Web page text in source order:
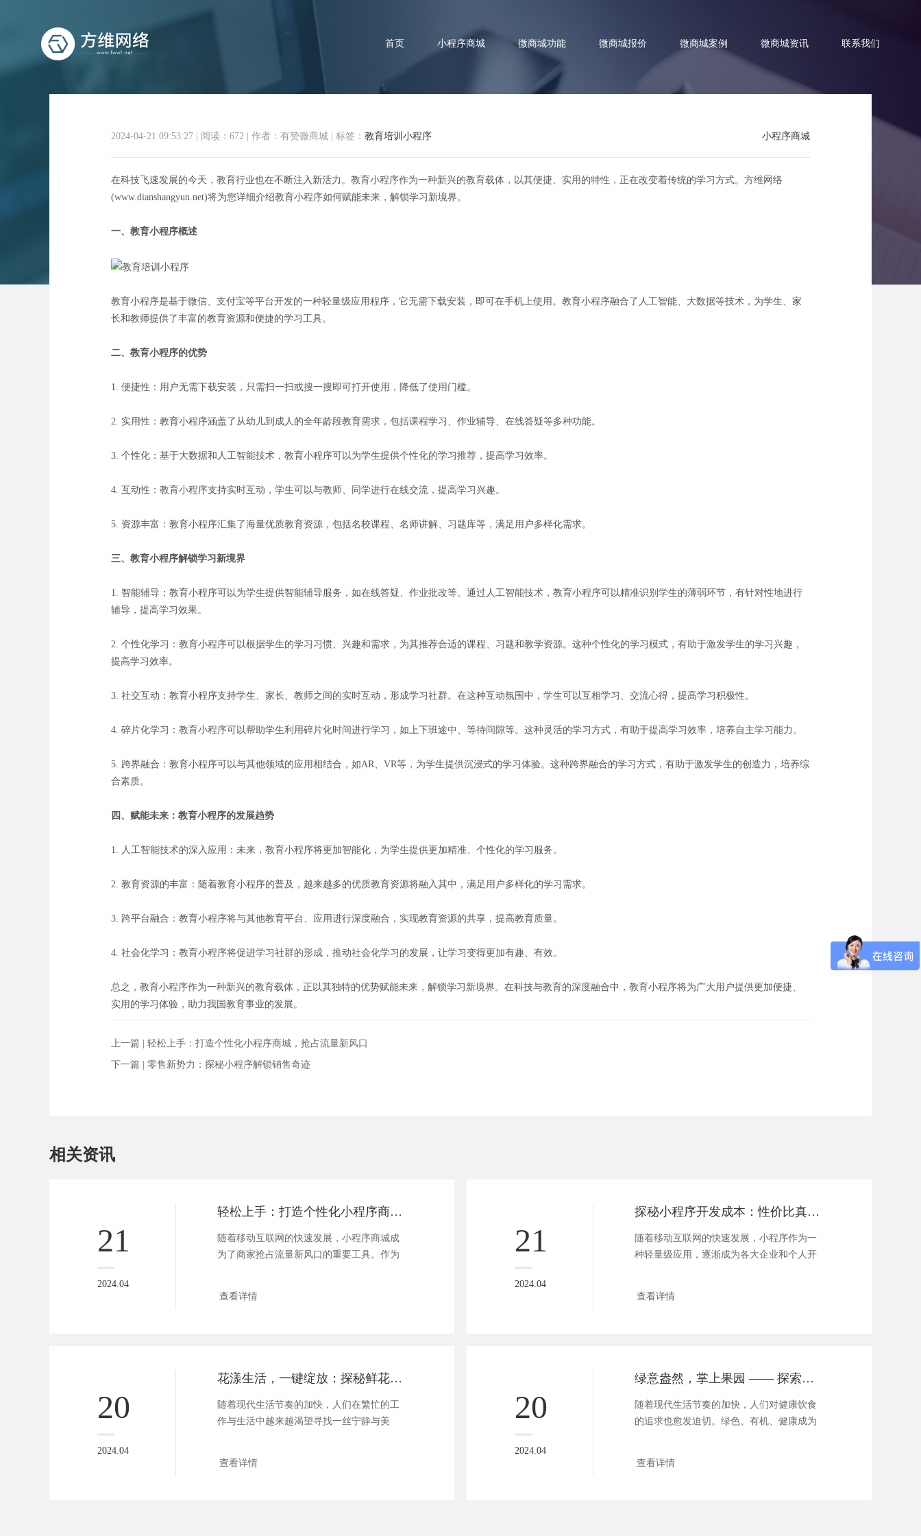
首页 小程序商城 微商城功能 微商城报价 微商城案例 微商城资讯 联系我们
赋能未来：教育小程序解锁学习新境界
小程序商城
2024-04-21 09:53:27 阅读：672 作者：有赞微商城 标签： 教育培训小程序
在科技飞速发展的今天，教育行业也在不断注入新活力。教育小程序作为一种新兴的教育载体，以其便捷、实用的特性，正在改变着传统的学习方式。方维网络
(www.dianshangyun.net)将为您详细介绍教育小程序如何赋能未来，解锁学习新境界。
一、教育小程序概述
教育小程序是基于微信、支付宝等平台开发的一种轻量级应用程序，它无需下载安装，即可在手机上使用。教育小程序融合了人工智能、大数据等技术，为学生、家
长和教师提供了丰富的教育资源和便捷的学习工具。
二、教育小程序的优势
1. 便捷性：用户无需下载安装，只需扫一扫或搜一搜即可打开使用，降低了使用门槛。
2. 实用性：教育小程序涵盖了从幼儿到成人的全年龄段教育需求，包括课程学习、作业辅导、在线答疑等多种功能。
3. 个性化：基于大数据和人工智能技术，教育小程序可以为学生提供个性化的学习推荐，提高学习效率。
4. 互动性：教育小程序支持实时互动，学生可以与教师、同学进行在线交流，提高学习兴趣。
5. 资源丰富：教育小程序汇集了海量优质教育资源，包括名校课程、名师讲解、习题库等，满足用户多样化需求。
三、教育小程序解锁学习新境界
1. 智能辅导：教育小程序可以为学生提供智能辅导服务，如在线答疑、作业批改等。通过人工智能技术，教育小程序可以精准识别学生的薄弱环节，有针对性地进行
辅导，提高学习效果。
2. 个性化学习：教育小程序可以根据学生的学习习惯、兴趣和需求，为其推荐合适的课程、习题和教学资源。这种个性化的学习模式，有助于激发学生的学习兴趣，
提高学习效率。
3. 社交互动：教育小程序支持学生、家长、教师之间的实时互动，形成学习社群。在这种互动氛围中，学生可以互相学习、交流心得，提高学习积极性。
4. 碎片化学习：教育小程序可以帮助学生利用碎片化时间进行学习，如上下班途中、等待间隙等。这种灵活的学习方式，有助于提高学习效率，培养自主学习能力。
5. 跨界融合：教育小程序可以与其他领域的应用相结合，如AR、VR等，为学生提供沉浸式的学习体验。这种跨界融合的学习方式，有助于激发学生的创造力，培养综
合素质。
四、赋能未来：教育小程序的发展趋势
1. 人工智能技术的深入应用：未来，教育小程序将更加智能化，为学生提供更加精准、个性化的学习服务。
2. 教育资源的丰富：随着教育小程序的普及，越来越多的优质教育资源将融入其中，满足用户多样化的学习需求。
3. 跨平台融合：教育小程序将与其他教育平台、应用进行深度融合，实现教育资源的共享，提高教育质量。
4. 社会化学习：教育小程序将促进学习社群的形成，推动社会化学习的发展，让学习变得更加有趣、有效。
总之，教育小程序作为一种新兴的教育载体，正以其独特的优势赋能未来，解锁学习新境界。在科技与教育的深度融合中，教育小程序将为广大用户提供更加便捷、
实用的学习体验，助力我国教育事业的发展。
上一篇 | 轻松上手：打造个性化小程序商城，抢占流量新风口
下一篇 | 零售新势力：探秘小程序解锁销售奇迹
相关资讯
21
2024.04
轻松上手：打造个性化小程序商城，抢占流量新风口
随着移动互联网的快速发展，小程序商城成
为了商家抢占流量新风口的重要工具。作为
查看详情
21
2024.04
探秘小程序开发成本：性价比真相解码！
随着移动互联网的快速发展，小程序作为一
种轻量级应用，逐渐成为各大企业和个人开
查看详情
20
2024.04
花漾生活，一键绽放：探秘鲜花小程序的便捷美学
随着现代生活节奏的加快，人们在繁忙的工
作与生活中越来越渴望寻找一丝宁静与美
查看详情
20
2024.04
绿意盎然，掌上果园 —— 探索果蔬小程序的便捷生活
随着现代生活节奏的加快，人们对健康饮食
的追求也愈发迫切。绿色、有机、健康成为
查看详情